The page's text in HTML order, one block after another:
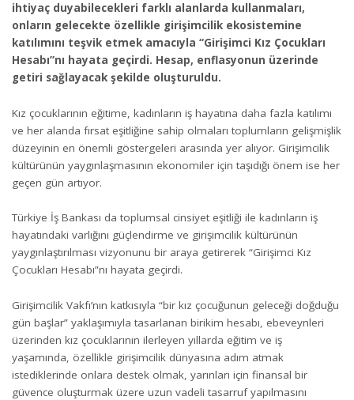
ihtiyaç duyabilecekleri farklı alanlarda kullanmaları,
onların gelecekte özellikle girişimcilik ekosistemine
katılımını teşvik etmek amacıyla “Girişimci Kız Çocukları
Hesabı”nı hayata geçirdi. Hesap, enflasyonun üzerinde
getiri sağlayacak şekilde oluşturuldu.
Kız çocuklarının eğitime, kadınların iş hayatına daha fazla katılımı
ve her alanda fırsat eşitliğine sahip olmaları toplumların gelişmişlik
düzeyinin en önemli göstergeleri arasında yer alıyor. Girişimcilik
kültürünün yaygınlaşmasının ekonomiler için taşıdığı önem ise her
geçen gün artıyor.
Türkiye İş Bankası da toplumsal cinsiyet eşitliği ile kadınların iş
hayatındaki varlığını güçlendirme ve girişimcilik kültürünün
yaygınlaştırılması vizyonunu bir araya getirerek “Girişimci Kız
Çocukları Hesabı”nı hayata geçirdi.
Girişimcilik Vakfı’nın katkısıyla “bir kız çocuğunun geleceği doğduğu
gün başlar” yaklaşımıyla tasarlanan birikim hesabı, ebeveynleri
üzerinden kız çocuklarının ilerleyen yıllarda eğitim ve iş
yaşamında, özellikle girişimcilik dünyasına adım atmak
istediklerinde onlara destek olmak, yarınları için finansal bir
güvence oluşturmak üzere uzun vadeli tasarruf yapılmasını